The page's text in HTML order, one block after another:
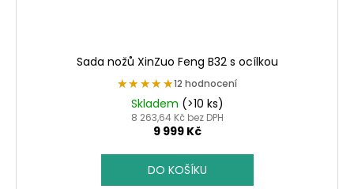
Sada nožů XinZuo Feng B32 s ocílkou
★★★★★
★★★★★12 hodnocení
Skladem (>10 ks)
8 263,64 Kč bez DPH
9 999 Kč
DO KOŠÍKU